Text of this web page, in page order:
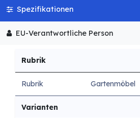
Spezifikationen
EU-Verantwortliche Person
Rubrik
Rubrik Gartenmöbel
Varianten